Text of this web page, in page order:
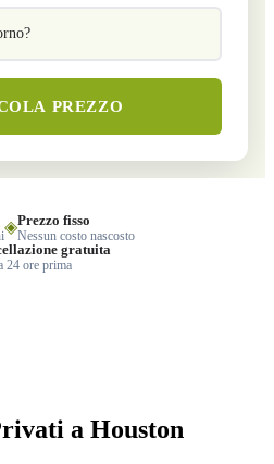
PREZZO
◈Prezzo fisso
Nessun costo nascosto
gratuita
24 ore prima
a Houston